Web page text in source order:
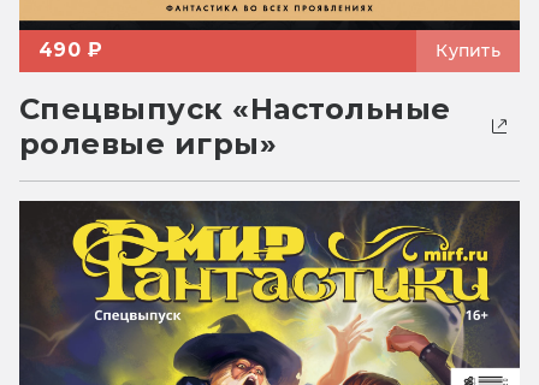
490 ₽ Купить
Спецвыпуск «Настольные
ролевые игры»